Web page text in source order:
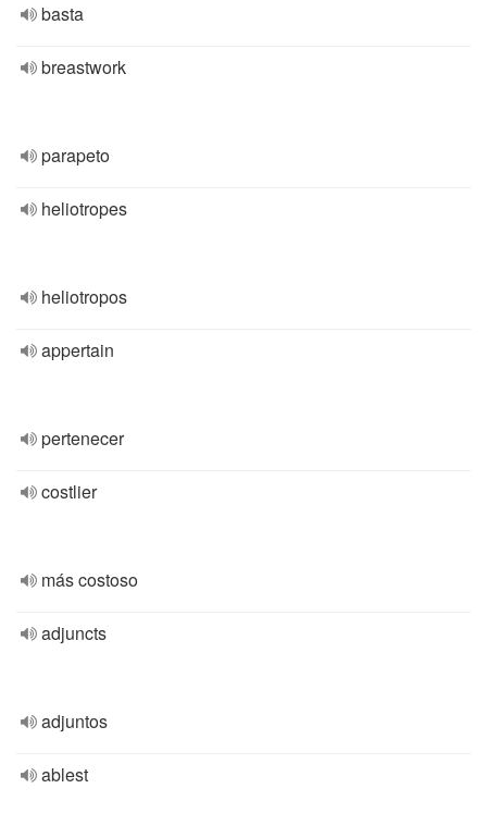
basta
breastwork
parapeto
heliotropes
heliotropos
appertain
pertenecer
costlier
más costoso
adjuncts
adjuntos
ablest